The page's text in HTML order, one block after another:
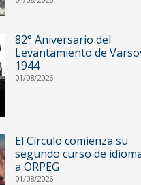
82° Aniversario del
Levantamiento de
1944
01/08/2026
El Círculo comienza su
segundo curso de
a ORPEG
01/08/2026